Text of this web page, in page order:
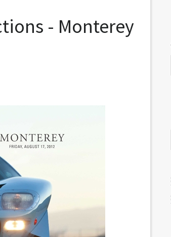
- Monterey